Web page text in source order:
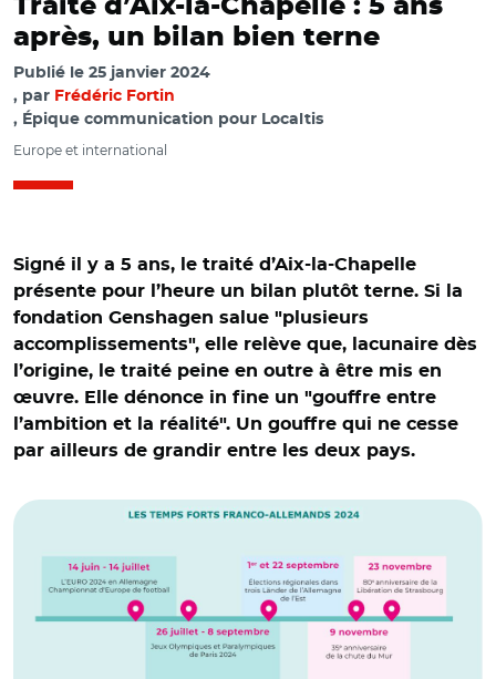
Traité d’Aix-la-Chapelle : 5 ans
après, un bilan bien terne
Publié le 25 janvier 2024
par Frédéric Fortin
, Épique communication pour Localtis
Europe et international
Signé il y a 5 ans, le traité d’Aix-la-Chapelle
présente pour l’heure un bilan plutôt terne. Si la
fondation Genshagen salue "plusieurs
accomplissements", elle relève que, lacunaire dès
l’origine, le traité peine en outre à être mis en
œuvre. Elle dénonce in fine un "gouffre entre
l’ambition et la réalité". Un gouffre qui ne cesse
par ailleurs de grandir entre les deux pays.